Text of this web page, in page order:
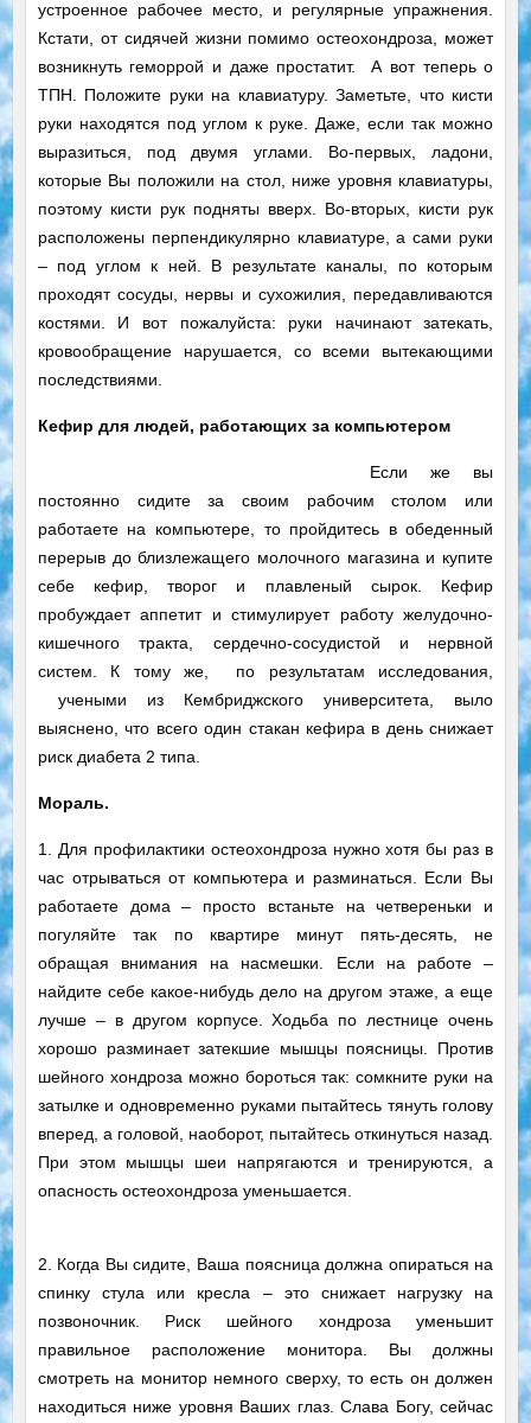
устроенное рабочее место, и регулярные упражнения.
Кстати, от сидячей жизни помимо остеохондроза, может
возникнуть геморрой и даже простатит. А вот теперь о
ТПН. Положите руки на клавиатуру. Заметьте, что кисти
руки находятся под углом к руке. Даже, если так можно
выразиться, под двумя углами. Во-первых, ладони,
которые Вы положили на стол, ниже уровня клавиатуры,
поэтому кисти рук подняты вверх. Во-вторых, кисти рук
расположены перпендикулярно клавиатуре, а сами руки
– под углом к ней. В результате каналы, по которым
проходят сосуды, нервы и сухожилия, передавливаются
костями. И вот пожалуйста: руки начинают затекать,
кровообращение нарушается, со всеми вытекающими
последствиями.
Кефир для людей, работающих за компьютером
Если же вы
постоянно сидите за своим рабочим столом или
работаете на компьютере, то пройдитесь в обеденный
перерыв до близлежащего молочного магазина и купите
себе кефир, творог и плавленый сырок. Кефир
пробуждает аппетит и стимулирует работу желудочно-
кишечного тракта, сердечно-сосудистой и нервной
систем. К тому же, по результатам исследования,
учеными из Кембриджского университета, выло
выяснено, что всего один стакан кефира в день снижает
риск диабета 2 типа.
Мораль.
1. Для профилактики остеохондроза нужно хотя бы раз в
час отрываться от компьютера и разминаться. Если Вы
работаете дома – просто встаньте на четвереньки и
погуляйте так по квартире минут пять-десять, не
обращая внимания на насмешки. Если на работе –
найдите себе какое-нибудь дело на другом этаже, а еще
лучше – в другом корпусе. Ходьба по лестнице очень
хорошо разминает затекшие мышцы поясницы. Против
шейного хондроза можно бороться так: сомкните руки на
затылке и одновременно руками пытайтесь тянуть голову
вперед, а головой, наоборот, пытайтесь откинуться назад.
При этом мышцы шеи напрягаются и тренируются, а
опасность остеохондроза уменьшается.
2. Когда Вы сидите, Ваша поясница должна опираться на
спинку стула или кресла – это снижает нагрузку на
позвоночник. Риск шейного хондроза уменьшит
правильное расположение монитора. Вы должны
смотреть на монитор немного сверху, то есть он должен
находиться ниже уровня Ваших глаз. Слава Богу, сейчас